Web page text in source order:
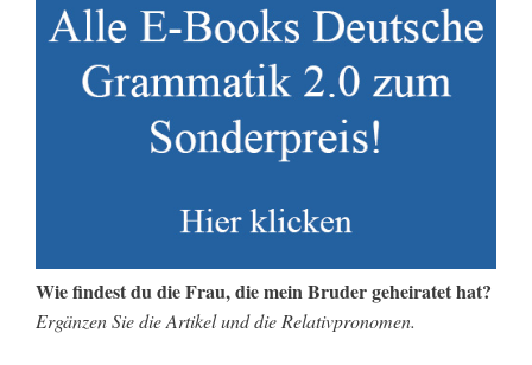
Wie findest du die Frau, die mein Bruder geheiratet hat?
Ergänzen Sie die Artikel und die Relativpronomen.